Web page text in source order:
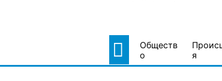
Обществ
о
я